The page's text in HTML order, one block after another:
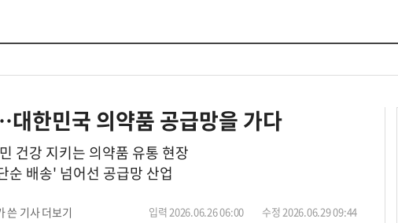
한민국 의약품 공급망을 가다
건강 지키는 의약품 유통 현장
배송' 넘어선 공급망 산업
쓴 기사 더보기 입력 2026.06.26 06:00 수정 2026.06.29 09:44